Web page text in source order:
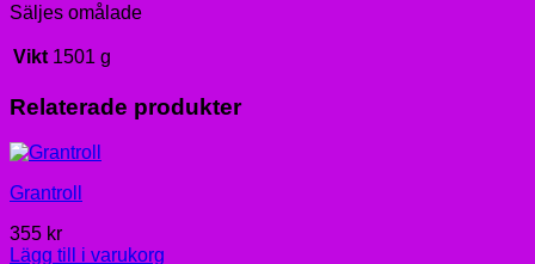
Säljes omålade
Vikt 1501 g
Relaterade produkter
Grantroll
355 kr
Lägg till i varukorg